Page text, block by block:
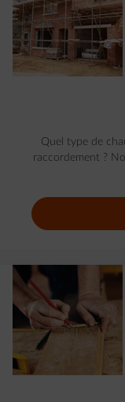
Quel type de
raccordement ?